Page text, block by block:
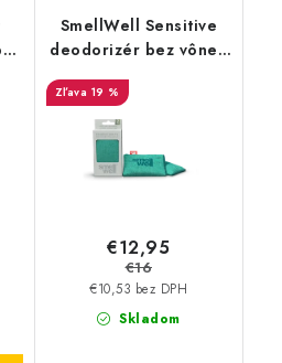
SmellWell Sensitive
deodorizér bez vône -
Green
19 %
Skladom
€10,53 bez DPH
€12,95
€16